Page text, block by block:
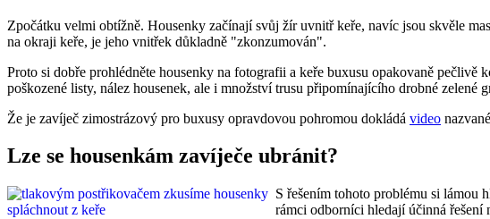
Zpočátku velmi obtížně. Housenky začínají svůj žír uvnitř keře, navíc jsou skvěle
na okraji keře, je jeho vnitřek důkladně "zkonzumován".
Proto si dobře prohlédněte housenky na fotografii a keře buxusu opakovaně
poškozené listy, nález housenek, ale i množství trusu připomínajícího drobné zelené
Že je zavíječ zimostrázový pro buxusy opravdovou pohromou dokládá video nazvané
Lze se housenkám zavíječe ubránit?
S řešením tohoto problému si lámou
rámci odborníci hledají účinná řešení